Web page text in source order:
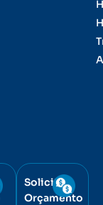
Solicite
Orçamento